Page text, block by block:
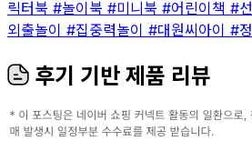
릭터북 #놀이북 #미니북 #어린이책 #
외출놀이 #집중력놀이 #대원씨아이 #
후기 기반 제품 리뷰